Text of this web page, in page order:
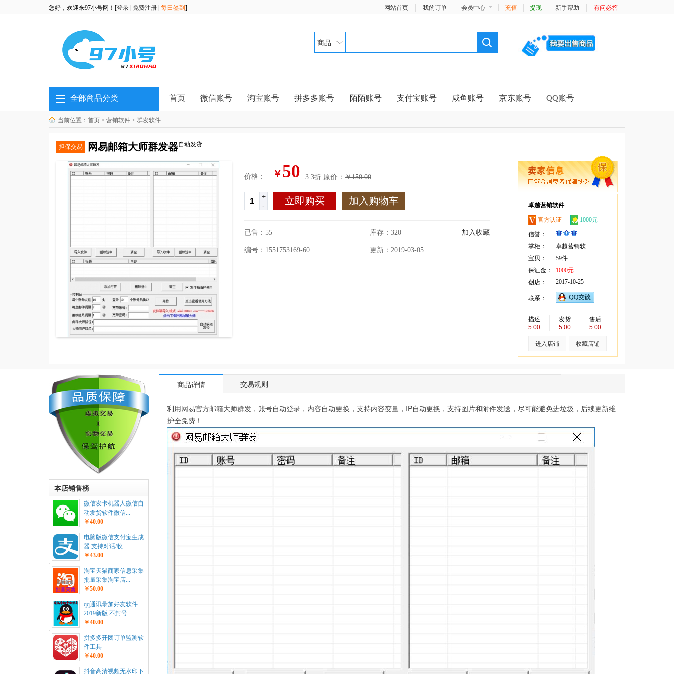
您好，欢迎来97小号网！[登录 免费注册 每日签到 ] 网站首页 我的订单 会员中心 充值 提现 新手帮助 有问必答
商品
全部商品分类 首页 微信账号 淘宝账号 拼多多账号 陌陌账号 支付宝账号 咸鱼账号 京东账号 QQ账号
当前位置： 首页 > 营销软件 > 群发软件
担保交易 自动发货
网易邮箱大师群发器
价格： ￥50 3.3折 原价： ￥150.00
+
-
立即购买 加入购物车
已售：55 库存： 320 加入收藏
编号：1551753169-60 更新：2019-03-05
卓越营销软件
官方认证 1000元
信誉：
掌柜：
卓越营销软
宝贝：
59件
保证金：
1000元
创店：
2017-10-25
联系：
描述
5.00
发货
5.00
售后
5.00
进入店铺 收藏店铺
本店销售榜
微信发卡机器人微信自
动发货软件微信...
￥40.00
电脑版微信支付宝生成
器 支持对话/收...
￥43.00
淘宝天猫商家信息采集
批量采集淘宝店...
￥50.00
qq通讯录加好友软件
2019新版 不封号 ...
￥40.00
拼多多开团订单监测软
件工具
￥40.00
抖音高清视频无水印下
商品详情 交易规则
利用网易官方邮箱大师群发，账号自动登录，内容自动更换，支持内容变量，IP自动更换，支持图片和附件发送，尽可能避免进垃圾，后续更新维
护全免费！